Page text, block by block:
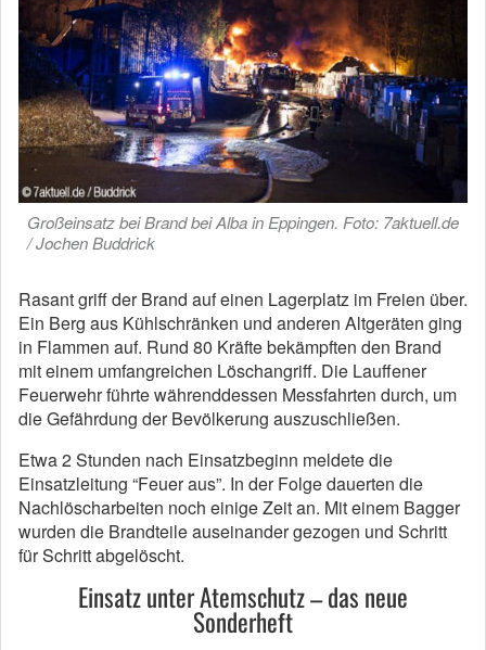
Großeinsatz bei Brand bei Alba in Eppingen. Foto: 7aktuell.de
/ Jochen Buddrick
Rasant griff der Brand auf einen Lagerplatz im Freien über.
Ein Berg aus Kühlschränken und anderen Altgeräten ging
in Flammen auf. Rund 80 Kräfte bekämpften den Brand
mit einem umfangreichen Löschangriff. Die Lauffener
Feuerwehr führte währenddessen Messfahrten durch, um
die Gefährdung der Bevölkerung auszuschließen.
Etwa 2 Stunden nach Einsatzbeginn meldete die
Einsatzleitung “Feuer aus”. In der Folge dauerten die
Nachlöscharbeiten noch einige Zeit an. Mit einem Bagger
wurden die Brandteile auseinander gezogen und Schritt
für Schritt abgelöscht.
Einsatz unter Atemschutz – das neue
Sonderheft